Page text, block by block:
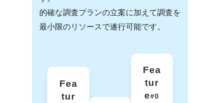
的確な調査プランの立案に加えて調査を
最小限のリソースで遂行可能です。
Fea
tur
Fea
tur
e#0